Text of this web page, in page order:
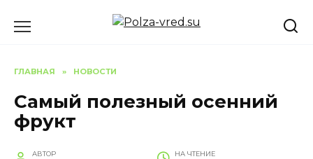
ГЛАВНАЯ » НОВОСТИ
Самый полезный осенний
фрукт
АВТОР НА ЧТЕНИЕ